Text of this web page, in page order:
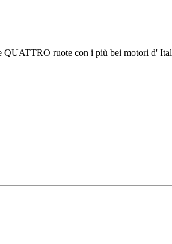
ruote con i più bei motori d'